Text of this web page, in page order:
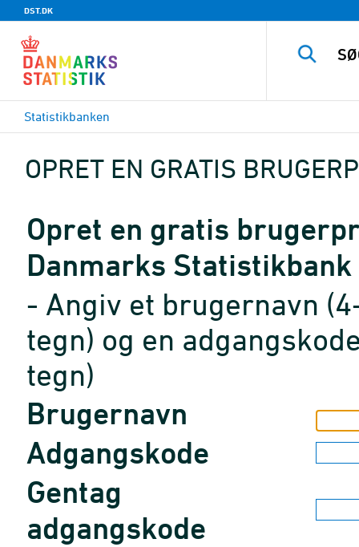
DST.DK
Statistikbanken
OPRET EN GRATIS
Opret en gratis
Danmarks Statistikbank
- Angiv et brugernavn
tegn) og en
tegn)
Brugernavn
Adgangskode
Gentag
adgangskode